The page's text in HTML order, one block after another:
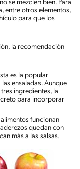
se mezclen bien. Para
entre otros elementos,
para que los
la recomendación
es la popular
ensaladas. Aunque
ingredientes, la
para incorporar
funcionan
quedan con
más a las salsas.